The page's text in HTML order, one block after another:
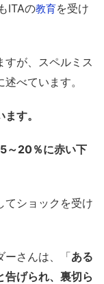
ITAの教育を受け
すが、スペルミス
べています。
す。
～20％に赤い下
てショックを受け
ーさんは、「ある
告げられ、裏切ら